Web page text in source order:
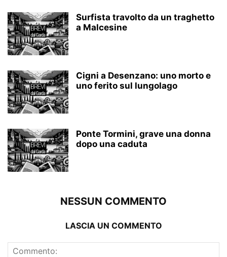
Surfista travolto da un traghetto
a Malcesine
Cigni a Desenzano: uno morto e
uno ferito sul lungolago
Ponte Tormini, grave una donna
dopo una caduta
NESSUN COMMENTO
LASCIA UN COMMENTO